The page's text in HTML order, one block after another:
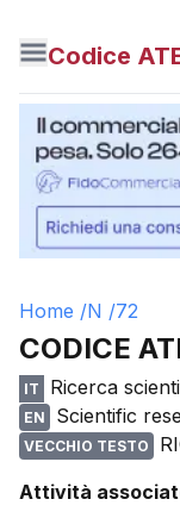
Codice
Home /N /72
CODICE
IT Ricerca
EN Scientific
VECCHIO TESTO
Attività